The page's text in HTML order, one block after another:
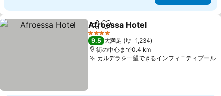
シェアお気に入りに追加
Afroessa Hotel
4 ホテルのランク
9.5 大満足
1,234
街の中心まで0.4 km
カルデラを一望できるインフィニティプール